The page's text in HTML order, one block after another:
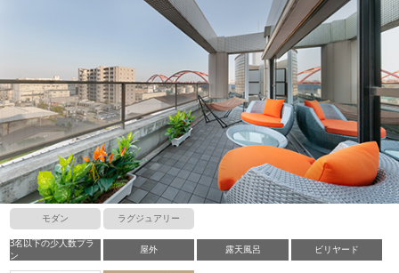
モダン ラグジュアリー
3名以下の少人数プラ
ン
屋外 露天風呂 ビリヤード